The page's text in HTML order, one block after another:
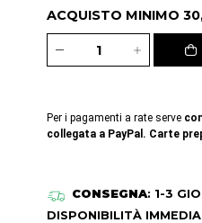
ACQUISTO MINIMO
Per i pagamenti a rate serve
collegata a PayPal. Carte
CONSEGNA: 1-3
DISPONIBILITÀ